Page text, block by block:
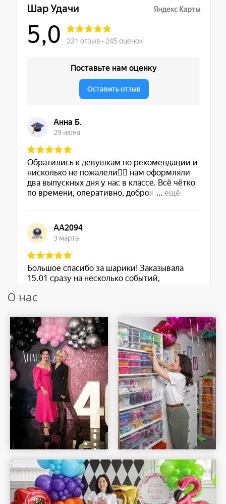
Шар Удачи на карте Москвы — Яндекс Карты
О нас